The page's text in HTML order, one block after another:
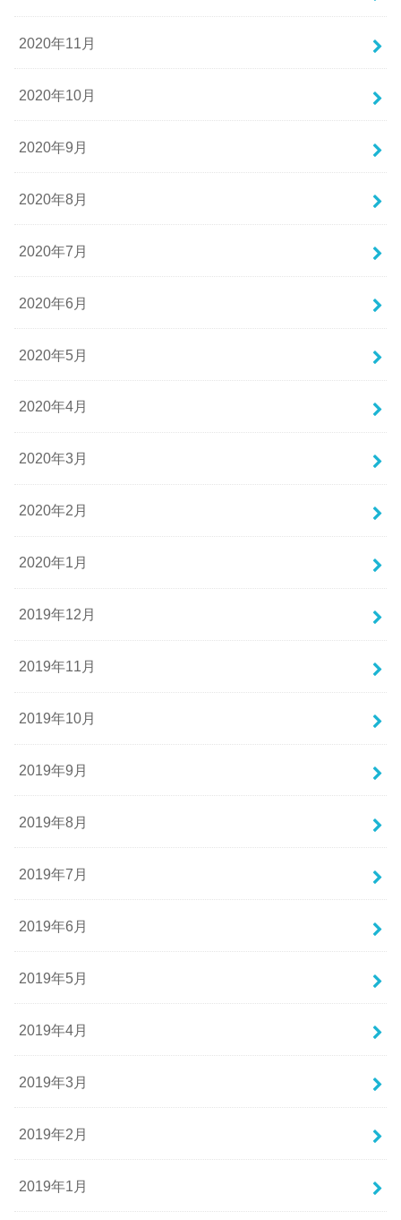
2020年11月
2020年10月
2020年9月
2020年8月
2020年7月
2020年6月
2020年5月
2020年4月
2020年3月
2020年2月
2020年1月
2019年12月
2019年11月
2019年10月
2019年9月
2019年8月
2019年7月
2019年6月
2019年5月
2019年4月
2019年3月
2019年2月
2019年1月